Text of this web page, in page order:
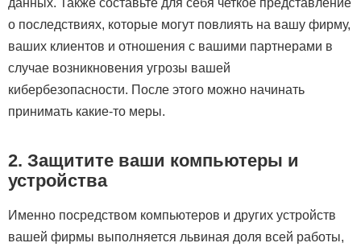
о последствиях, которые могут повлиять на вашу фирму,
ваших клиентов и отношения с вашими партнерами в
случае возникновения угрозы вашей
кибербезопасности. После этого можно начинать
принимать какие-то меры.
2. Защитите ваши компьютеры и
устройства
Именно посредством компьютеров и других устройств
вашей фирмы выполняется львиная доля всей работы,